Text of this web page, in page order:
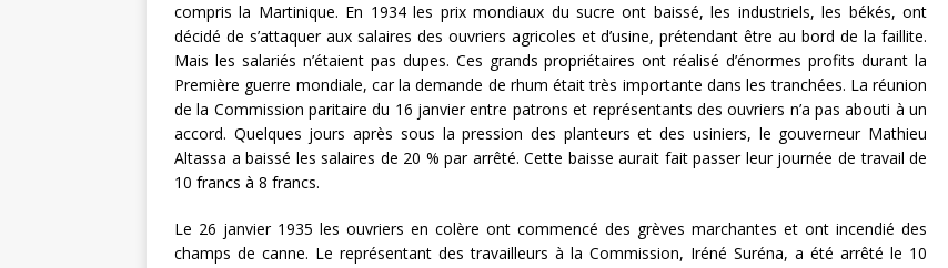
compris la Martinique. En 1934 les prix mondiaux du sucre ont baissé, les industriels, les békés, ont
décidé de s’attaquer aux salaires des ouvriers agricoles et d’usine, prétendant être au bord de la faillite.
Mais les salariés n’étaient pas dupes. Ces grands propriétaires ont réalisé d’énormes profits durant la
Première guerre mondiale, car la demande de rhum était très importante dans les tranchées. La réunion
de la Commission paritaire du 16 janvier entre patrons et représentants des ouvriers n’a pas abouti à un
accord. Quelques jours après sous la pression des planteurs et des usiniers, le gouverneur Mathieu
Altassa a baissé les salaires de 20 % par arrêté. Cette baisse aurait fait passer leur journée de travail de
10 francs à 8 francs.
Le 26 janvier 1935 les ouvriers en colère ont commencé des grèves marchantes et ont incendié des
champs de canne. Le représentant des travailleurs à la Commission, Iréné Suréna, a été arrêté le 10